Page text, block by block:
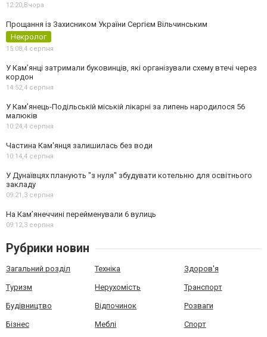
12:20,Вчора
Прощання із Захисником України Сергієм Вільчинським
Некролог
15:08,4 серпня
У Кам’янці затримали буковинців, які організували схему втечі через
кордон
14:52,4 серпня
У Кам’янець-Подільській міській лікарні за липень народилося 56
малюків
10:24,4 серпня
Частина Кам'янця залишилась без води
10:14,4 серпня
У Дунаївцях планують "з нуля" збудувати котельню для освітнього
закладу
09:21,3 серпня
На Камʼянеччині перейменували 6 вулиць
09:12,3 серпня
Рубрики новин
Загальний розділ Техніка Здоров'я
Туризм Нерухомість Транспорт
Будівництво Відпочинок Розваги
Бізнес Меблі Спорт